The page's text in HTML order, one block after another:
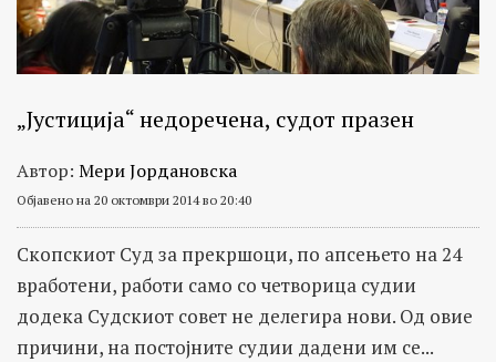
„Јустиција“ недоречена, судот празен
Автор: Мери Јордановска
Објавено на 20 октомври 2014 во 20:40
Скопскиот Суд за прекршоци, по апсењето на 24
вработени, работи само со четворица судии
додека Судскиот совет не делегира нови. Од овие
причини, на постојните судии дадени им се...